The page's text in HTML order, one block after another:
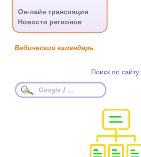
Он-лайн трансляции
Новости регионов
Ведический календарь
Поиск по сайту:
Google / ...